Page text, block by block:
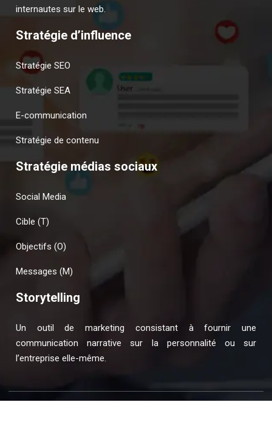
internautes sur le web.
Stratégie d’influence
Stratégie SEO
Stratégie SEA
E-communication
Stratégie de contenu
Stratégie médias sociaux
Social Media
Cible (T)
Objectifs (O)
Messages (M)
Storytelling
Un outil de marketing consistant à fournir une
communication narrative sur la personnalité ou sur
l’entreprise elle-même.